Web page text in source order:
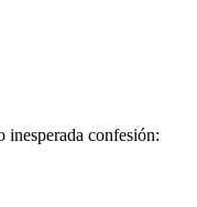
inesperada confesión: